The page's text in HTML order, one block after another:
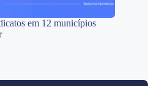
em 12 municípios